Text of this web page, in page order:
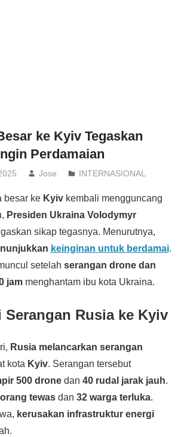
ke Kyiv Tegaskan
Perdamaian
Jose INTERNASIONAL
besar ke Kyivkembali mengguncang
Presiden Ukraina Volodymyr
sikap tegasnya. Menurutnya,
keinginan untuk berdamai.
setelah serangan drone dan
jammenghantam ibu kota Ukraina.
Rusia ke Kyiv
Rusia melancarkan serangan
kota Kyiv. Serangan tersebut
500 dronedan 40 rudal jarak jauh.
tewasdan 32 warga terluka.
kerusakan infrastruktur energi